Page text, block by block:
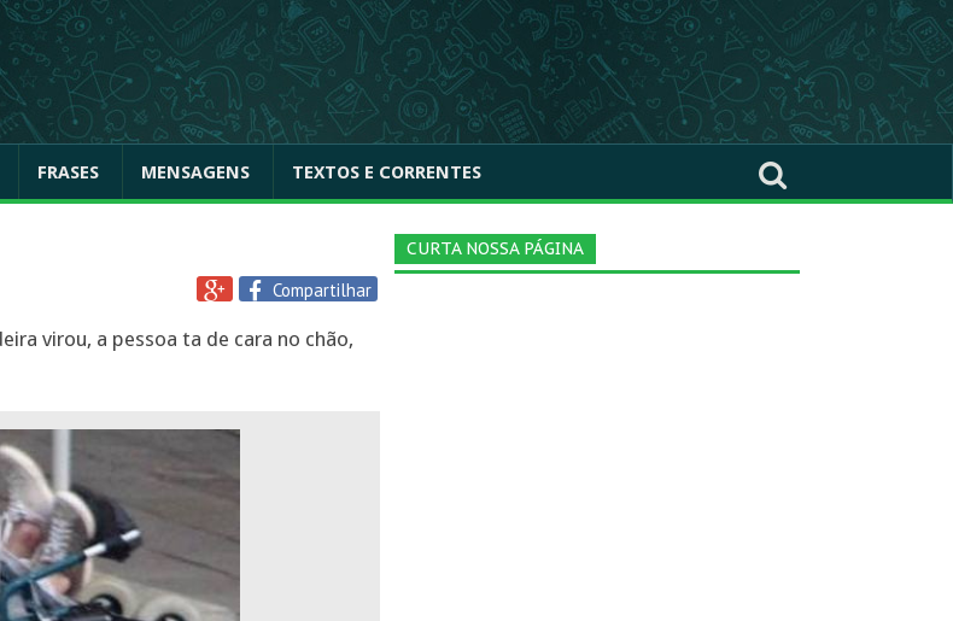
FRASES MENSAGENS TEXTOS E CORRENTES
Compartilhar
virou, a pessoa ta de cara no chão,
CURTA NOSSA PÁGINA